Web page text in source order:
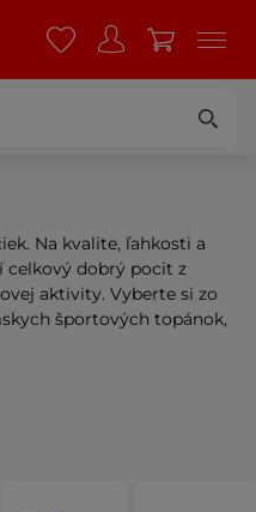
Na kvalite, ľahkosti a
celkový dobrý pocit z
aktivity. Vyberte si zo
športových topánok,